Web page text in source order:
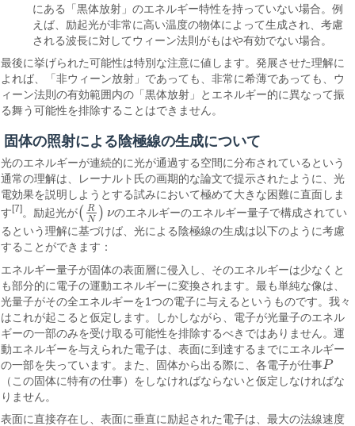
にある「黒体放射」のエネルギー特性を持っていない場合。例
えば、励起光が非常に高い温度の物体によって生成され、考慮
される波長に対してウィーン法則がもはや有効でない場合。
最後に挙げられた可能性は特別な注意に値します。発展させた理解に
よれば、「非ウィーン放射」であっても、非常に希薄であっても、ウ
ィーン法則の有効範囲内の「黒体放射」とエネルギー的に異なって振
る舞う可能性を排除することはできません。
固体の照射による陰極線の生成について
光のエネルギーが連続的に光が通過する空間に分布されているという
通常の理解は、レーナルト氏の画期的な論文で提示されたように、光
電効果を説明しようとする試みにおいて極めて大きな困難に直面しま
す[7] 。励起光が( R
N ) ν
( RN )ν
のエネルギーのエネルギー量子で構成されてい
るという理解に基づけば、光による陰極線の生成は以下のように考慮
することができます：
エネルギー量子が固体の表面層に侵入し、そのエネルギーは少なくと
も部分的に電子の運動エネルギーに変換されます。最も単純な像は、
光量子がその全エネルギーを1つの電子に与えるというものです。我々
はこれが起こると仮定します。しかしながら、電子が光量子のエネル
ギーの一部のみを受け取る可能性を排除するべきではありません。運
動エネルギーを与えられた電子は、表面に到達するまでにエネルギー
の一部を失っています。また、固体から出る際に、各電子が仕事P
P
（この固体に特有の仕事）をしなければならないと仮定しなければな
りません。
表面に直接存在し、表面に垂直に励起された電子は、最大の法線速度